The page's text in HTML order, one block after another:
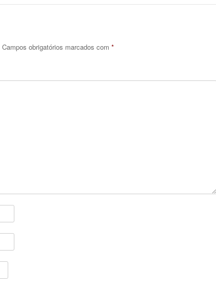
Campos obrigatórios marcados com *